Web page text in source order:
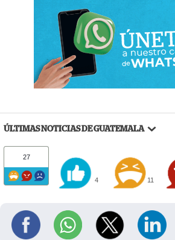
ÚLTIMAS NOTICIAS DE GUATEMALA
27
4 11